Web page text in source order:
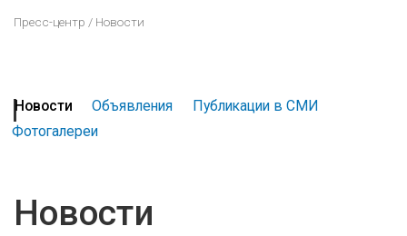
Пресс-центр / Новости
Новости Объявления
Публикации в СМИ
Фотогалереи
Новости